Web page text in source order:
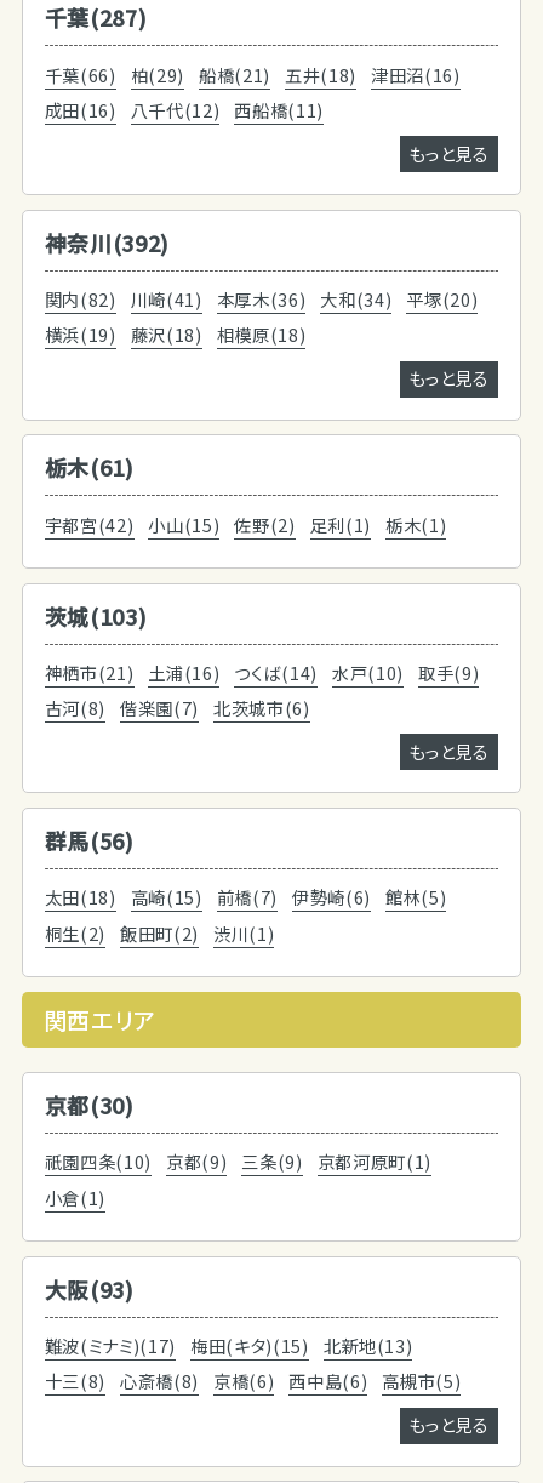
千葉(287)
千葉(66) 柏(29) 船橋(21) 五井(18)
津田沼(16)
成田(16)
八千代(12)
西船橋(11)
もっと見る
神奈川(392)
関内(82) 川崎(41) 本厚木(36) 大和(34)
平塚(20)
横浜(19)
藤沢(18)
相模原(18)
もっと見る
栃木(61)
宇都宮(42) 小山(15) 佐野(2) 足利(1) 栃木(1)
茨城(103)
神栖市(21) 土浦(16) つくば(14) 水戸(10)
取手(9)
古河(8)
偕楽園(7)
北茨城市(6)
もっと見る
群馬(56)
太田(18) 高崎(15) 前橋(7) 伊勢崎(6)
館林(5)
桐生(2)
飯田町(2) 渋川(1)
関西エリア
京都(30)
祇園四条(10) 京都(9) 三条(9)
京都河原町(1)
小倉(1)
大阪(93)
難波(ミナミ)(17) 梅田(キタ)(15)
北新地(13)
十三(8)
心斎橋(8) 京橋(6) 西中島(6)
高槻市(5)
もっと見る